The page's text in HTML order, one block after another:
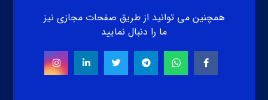
همچنین می توانید از طریق صفحات مجازی نیز
ما را دنبال نمایید